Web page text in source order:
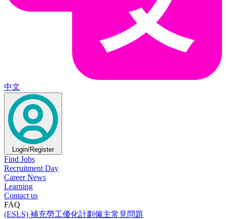
中文
Login/Register
Find Jobs
Recruitment Day
Career News
Learning
Contact us
FAQ
(ESLS) 補充勞工優化計劃僱主常見問題